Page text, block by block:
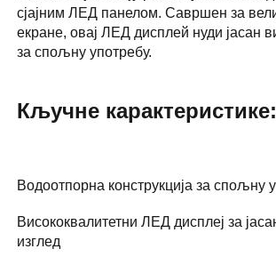
сјајним ЛЕД панелом. Савршен за
екране, овај ЛЕД дисплей нуди јасан
за спољну употребу.
Кључне карактеристике:
Водоотпорна конструкција за спољну
Висококвалитетни ЛЕД дисплеј за
изглед